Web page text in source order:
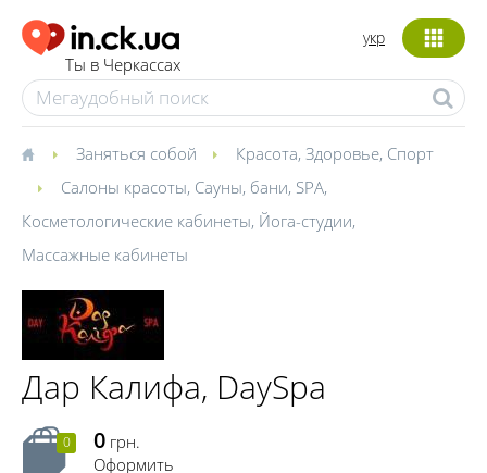
Ты в Черкассах
укр
Заняться собой Красота, Здоровье, Спорт
Салоны красоты, Сауны, бани, SPA,
Косметологические кабинеты, Йога-студии,
Массажные кабинеты
Дар Калифа, DaySpa
0 0 грн.
Оформить